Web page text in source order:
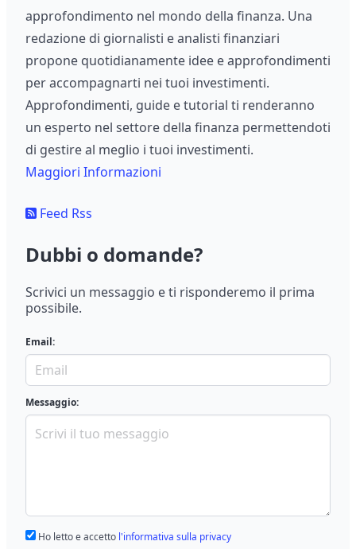
approfondimento nel mondo della finanza. Una
redazione di giornalisti e analisti finanziari
propone quotidianamente idee e approfondimenti
per accompagnarti nei tuoi investimenti.
Approfondimenti, guide e tutorial ti renderanno
un esperto nel settore della finanza permettendoti
di gestire al meglio i tuoi investimenti.
Maggiori Informazioni
Feed Rss
Dubbi o domande?
Scrivici un messaggio e ti risponderemo il prima
possibile.
Email:
Messaggio:
Ho letto e accetto l'informativa sulla privacy